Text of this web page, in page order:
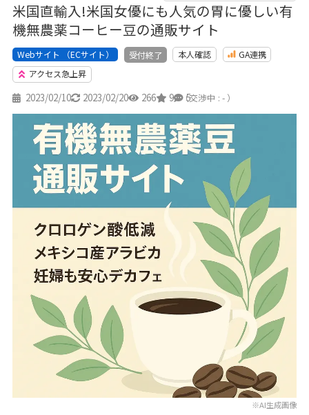
米国直輸入!米国女優にも人気の胃に優しい有
機無農薬コーヒー豆の通販サイト
Webサイト （ECサイト） 受付終了 本人確認
GA連携
アクセス急上昇
2023/02/10 2023/02/20 266 9 5
（交渉中 : - ）
※AI生成画像